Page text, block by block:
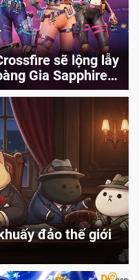
sẽ lộng lẫy
Gia Sapphire
tập hợp các vũ khí mạnh
đèn neon giúp game thủ trở
đảo thế giới
thức ra mắt trên di động.